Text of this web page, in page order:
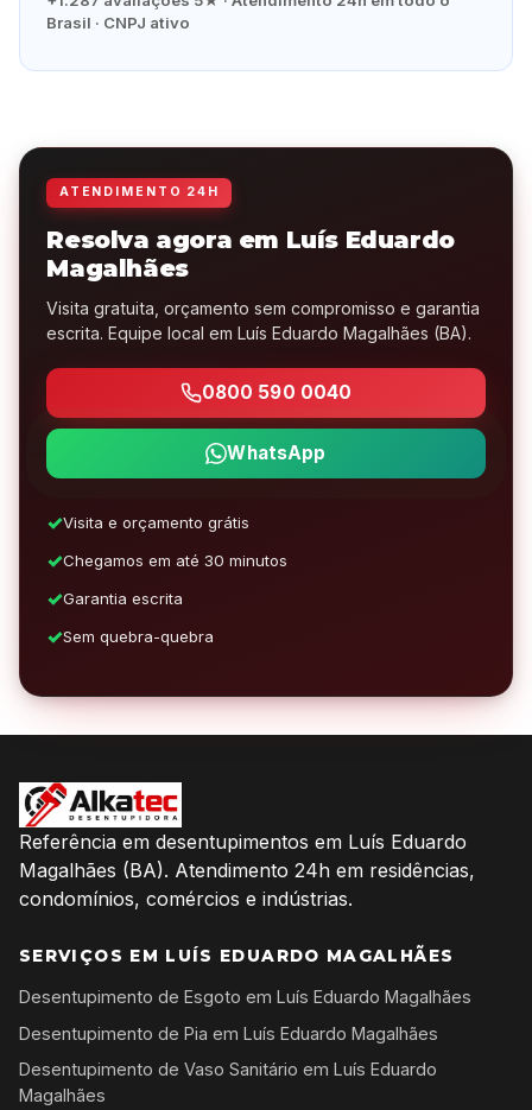
Brasil · CNPJ ativo
ATENDIMENTO 24H
Resolva agora em Luís Eduardo
Magalhães
Visita gratuita, orçamento sem compromisso e garantia
escrita. Equipe local em Luís Eduardo Magalhães (BA).
0800 590 0040
WhatsApp
Visita e orçamento grátis
Chegamos em até 30 minutos
Garantia escrita
Sem quebra-quebra
Referência em desentupimentos em Luís Eduardo
Magalhães (BA). Atendimento 24h em residências,
condomínios, comércios e indústrias.
SERVIÇOS EM LUÍS EDUARDO MAGALHÃES
Desentupimento de Esgoto em Luís Eduardo Magalhães
Desentupimento de Pia em Luís Eduardo Magalhães
Desentupimento de Vaso Sanitário em Luís Eduardo
Magalhães